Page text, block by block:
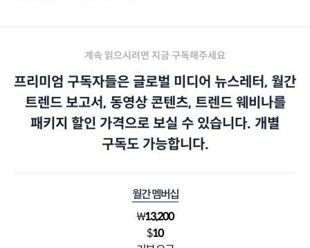
계속 읽으시려면 지금 구독해주세요
프리미엄 구독자들은 글로벌 미디어 뉴스레터, 월간
트렌드 보고서, 동영상 콘텐츠, 트렌드 웨비나를
패키지 할인 가격으로 보실 수 있습니다. 개별
구독도 가능합니다.
월간 멤버십
₩13,200
$10